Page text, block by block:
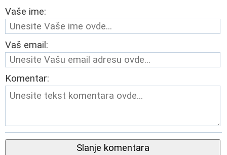
Vaše ime:
Vaš email:
Komentar:
Slanje komentara